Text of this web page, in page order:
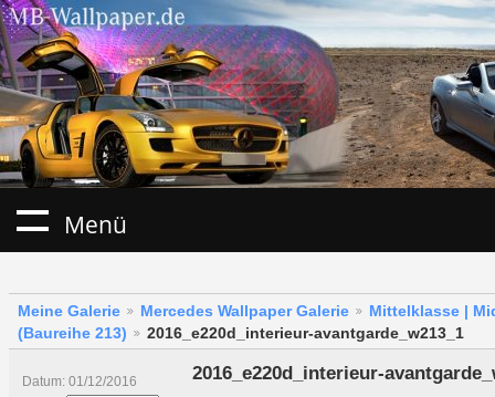
Menü
Meine Galerie Mercedes Wallpaper Galerie
Mittelklasse |
(Baureihe 213)
2016_e220d_interieur-avantgarde_w213_1
Datum: 01/12/2016
2016_e220d_interieur-